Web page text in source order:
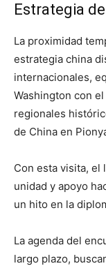
Estrategia
La proximidad
estrategia china
internacionales,
Washington con
regionales
de China en
Con esta visita, el
unidad y apoyo
un hito en la
La agenda del
largo plazo,